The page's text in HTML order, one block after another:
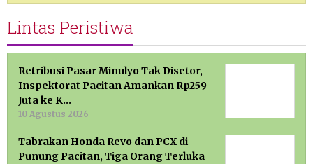
Lintas Peristiwa
Retribusi Pasar Minulyo Tak Disetor,
Inspektorat Pacitan Amankan Rp259
Juta ke K…
10 Agustus 2026
Tabrakan Honda Revo dan PCX di
Punung Pacitan, Tiga Orang Terluka